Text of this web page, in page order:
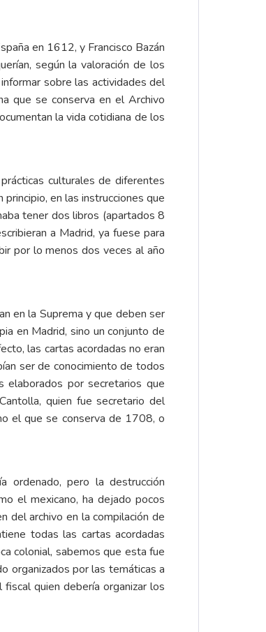
en 1612, y Francisco Bazán
según la valoración de los
sobre las actividades del
que se conserva en el Archivo
la vida cotidiana de los
culturales de diferentes
en las instrucciones que
tener dos libros (apartados 8
a Madrid, ya fuese para
por lo menos dos veces al año
en la Suprema y que deben ser
en Madrid, sino un conjunto de
las cartas acordadas no eran
ser de conocimiento de todos
elaborados por secretarios que
quien fue secretario del
el que se conserva de 1708, o
ordenado, pero la destrucción
el mexicano, ha dejado pocos
del archivo en la compilación de
todas las cartas acordadas
colonial, sabemos que esta fue
organizados por las temáticas a
quien debería organizar los